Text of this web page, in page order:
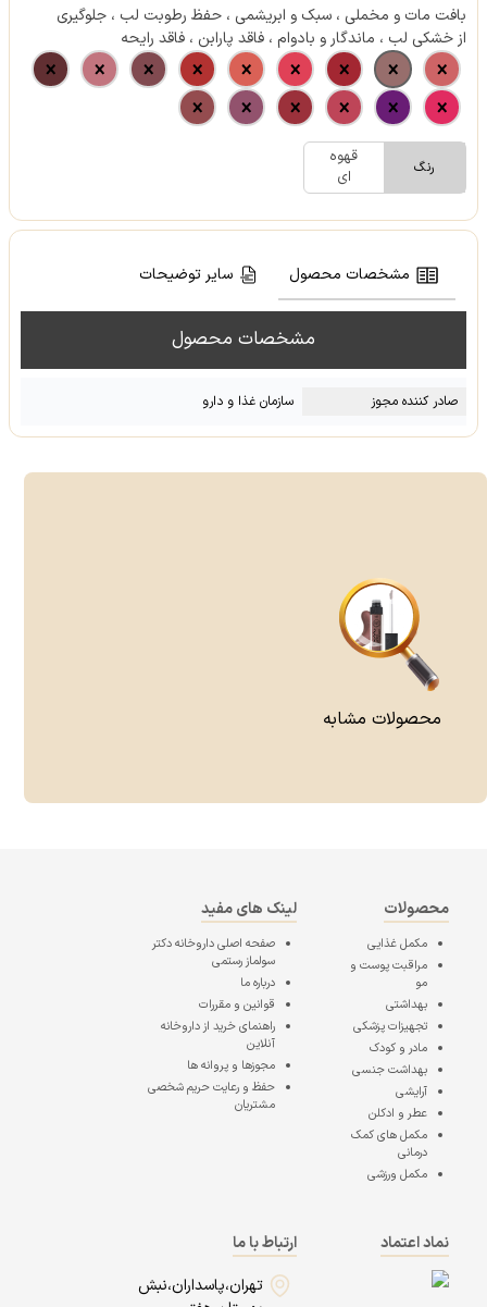
بافت مات و مخملی ، سبک و ابریشمی ، حفظ رطوبت لب ، جلوگیری
از خشکی لب ، ماندگار و بادوام ، فاقد پارابن ، فاقد رایحه
رنگ
قهوه
ای
مشخصات محصول سایر توضیحات
مشخصات محصول
صادر کننده مجوز سازمان غذا و دارو
محصولات مشابه
محصولات
مکمل غذایی
مراقبت پوست و
مو
بهداشتی
تجهیزات پزشکی
مادر و کودک
بهداشت جنسی
آرایشی
عطر و ادکلن
مکمل های کمک
درمانی
مکمل ورزشی
لینک های مفید
صفحه اصلیداروخانه دکتر
سولماز رستمی
درباره ما
قوانین و مقررات
راهنمای خرید از داروخانه
آنلاین
مجوزها و پروانه ها
حفظ و رعایت حریم شخصی
مشتریان
نماد اعتماد
ارتباط با ما
تهران،پاسداران،نبش